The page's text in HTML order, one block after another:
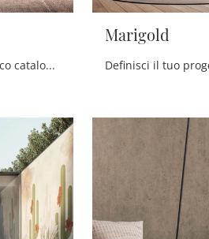
Clicca e scopri di più su un ricco catalogo di Carta da parati vinilica design: il modello Zelinda di Instabilelab ti sta aspettando!
Marigold